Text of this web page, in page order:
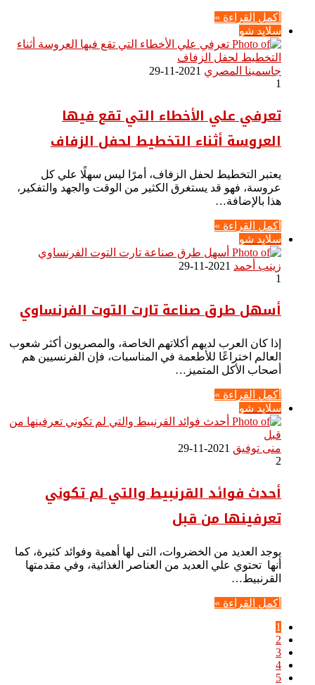
أكمل القراءة »
سلايد شو
جاسمينا المصري 2021-11-29
1
تعرفي علي الأخطاء التي تقع فيها
العروسة أثناء التخطيط لحفل الزفاف
يعتبر التخطيط لحفل الزفاف، أمرًا ليس سهلًا علي كل
عروسة، فهو قد يستغرق الكثير من الوقت والجهد والتفكير،
هذا بالإضافة…
أكمل القراءة »
سلايد شو
زينب أحمد 2021-11-29
1
أسهل طرق صناعة تارت التوت الفرنساوي
إذا كان العرب لديهم أكلاتهم الخاصة، والمصريون أكثر شعوب
العالم اختراعًا للأطعمة في المناسبات، فإن الفرنسيين هم
أصحاب الأكل المتميز…
أكمل القراءة »
سلايد شو
منى توفيق 2021-11-29
2
أحدث فوائد القرنبيط والتي لم تكوني
تعرفينها من قبل
يوجد العديد من الخضروات، التى لها أهمية وفوائد كثيرة، كما
أنها تحتوي علي العديد من العناصر الغذائية، وفي مقدمتها
القرنبيط…
أكمل القراءة »
1
2
3
4
5